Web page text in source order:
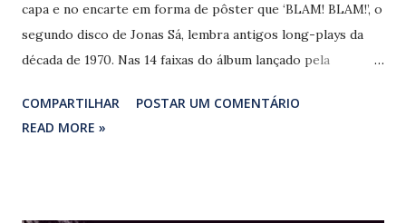
capa e no encarte em forma de pôster que ‘BLAM! BLAM!’, o
segundo disco de Jonas Sá, lembra antigos long-plays da
década de 1970. Nas 14 faixas do álbum lançado pela
americana que dominava as paradas daqueles já longínquos
anos norteia a interessante produção capitaneada pelo
COMPARTILHAR
POSTAR UM COMENTÁRIO
READ MORE »